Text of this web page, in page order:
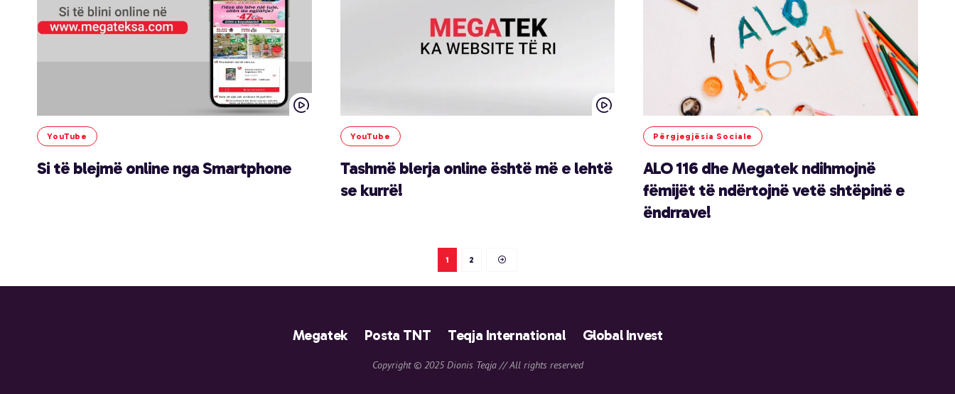
YouTube
Si të blejmë online nga Smartphone
YouTube
Tashmë blerja online është më e lehtë
se kurrë!
Përgjegjësia Sociale
ALO 116 dhe Megatek ndihmojnë
fëmijët të ndërtojnë vetë shtëpinë e
ëndrrave!
1 2
Megatek Posta TNT Teqja International Global Invest
Copyright © 2025 Dionis Teqja // All rights reserved